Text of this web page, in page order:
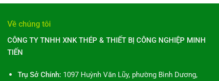
Về chúng tôi
CÔNG TY TNHH XNK THÉP & THIẾT BỊ CÔNG NGHIỆP MINH
TIẾN
Trụ Sở Chính: 1097 Huỳnh Văn Lũy, phường Bình Dương,